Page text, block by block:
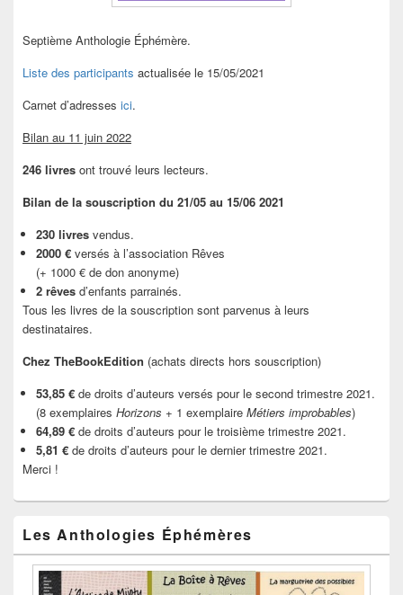
Septième Anthologie Éphémère.
Liste des participants actualisée le 15/05/2021
Carnet d’adresses ici.
Bilan au 11 juin 2022
246 livres ont trouvé leurs lecteurs.
Bilan de la souscription du 21/05 au 15/06 2021
230 livres vendus.
2000 € versés à l’association Rêves
(+ 1000 € de don anonyme)
2 rêves d’enfants parrainés.
Tous les livres de la souscription sont parvenus à leurs
destinataires.
Chez TheBookEdition (achats directs hors souscription)
53,85 € de droits d’auteurs versés pour le second trimestre 2021.
(8 exemplaires Horizons + 1 exemplaire Métiers improbables)
64,89 € de droits d’auteurs pour le troisième trimestre 2021.
5,81 € de droits d’auteurs pour le dernier trimestre 2021.
Merci !
Les Anthologies Éphémères